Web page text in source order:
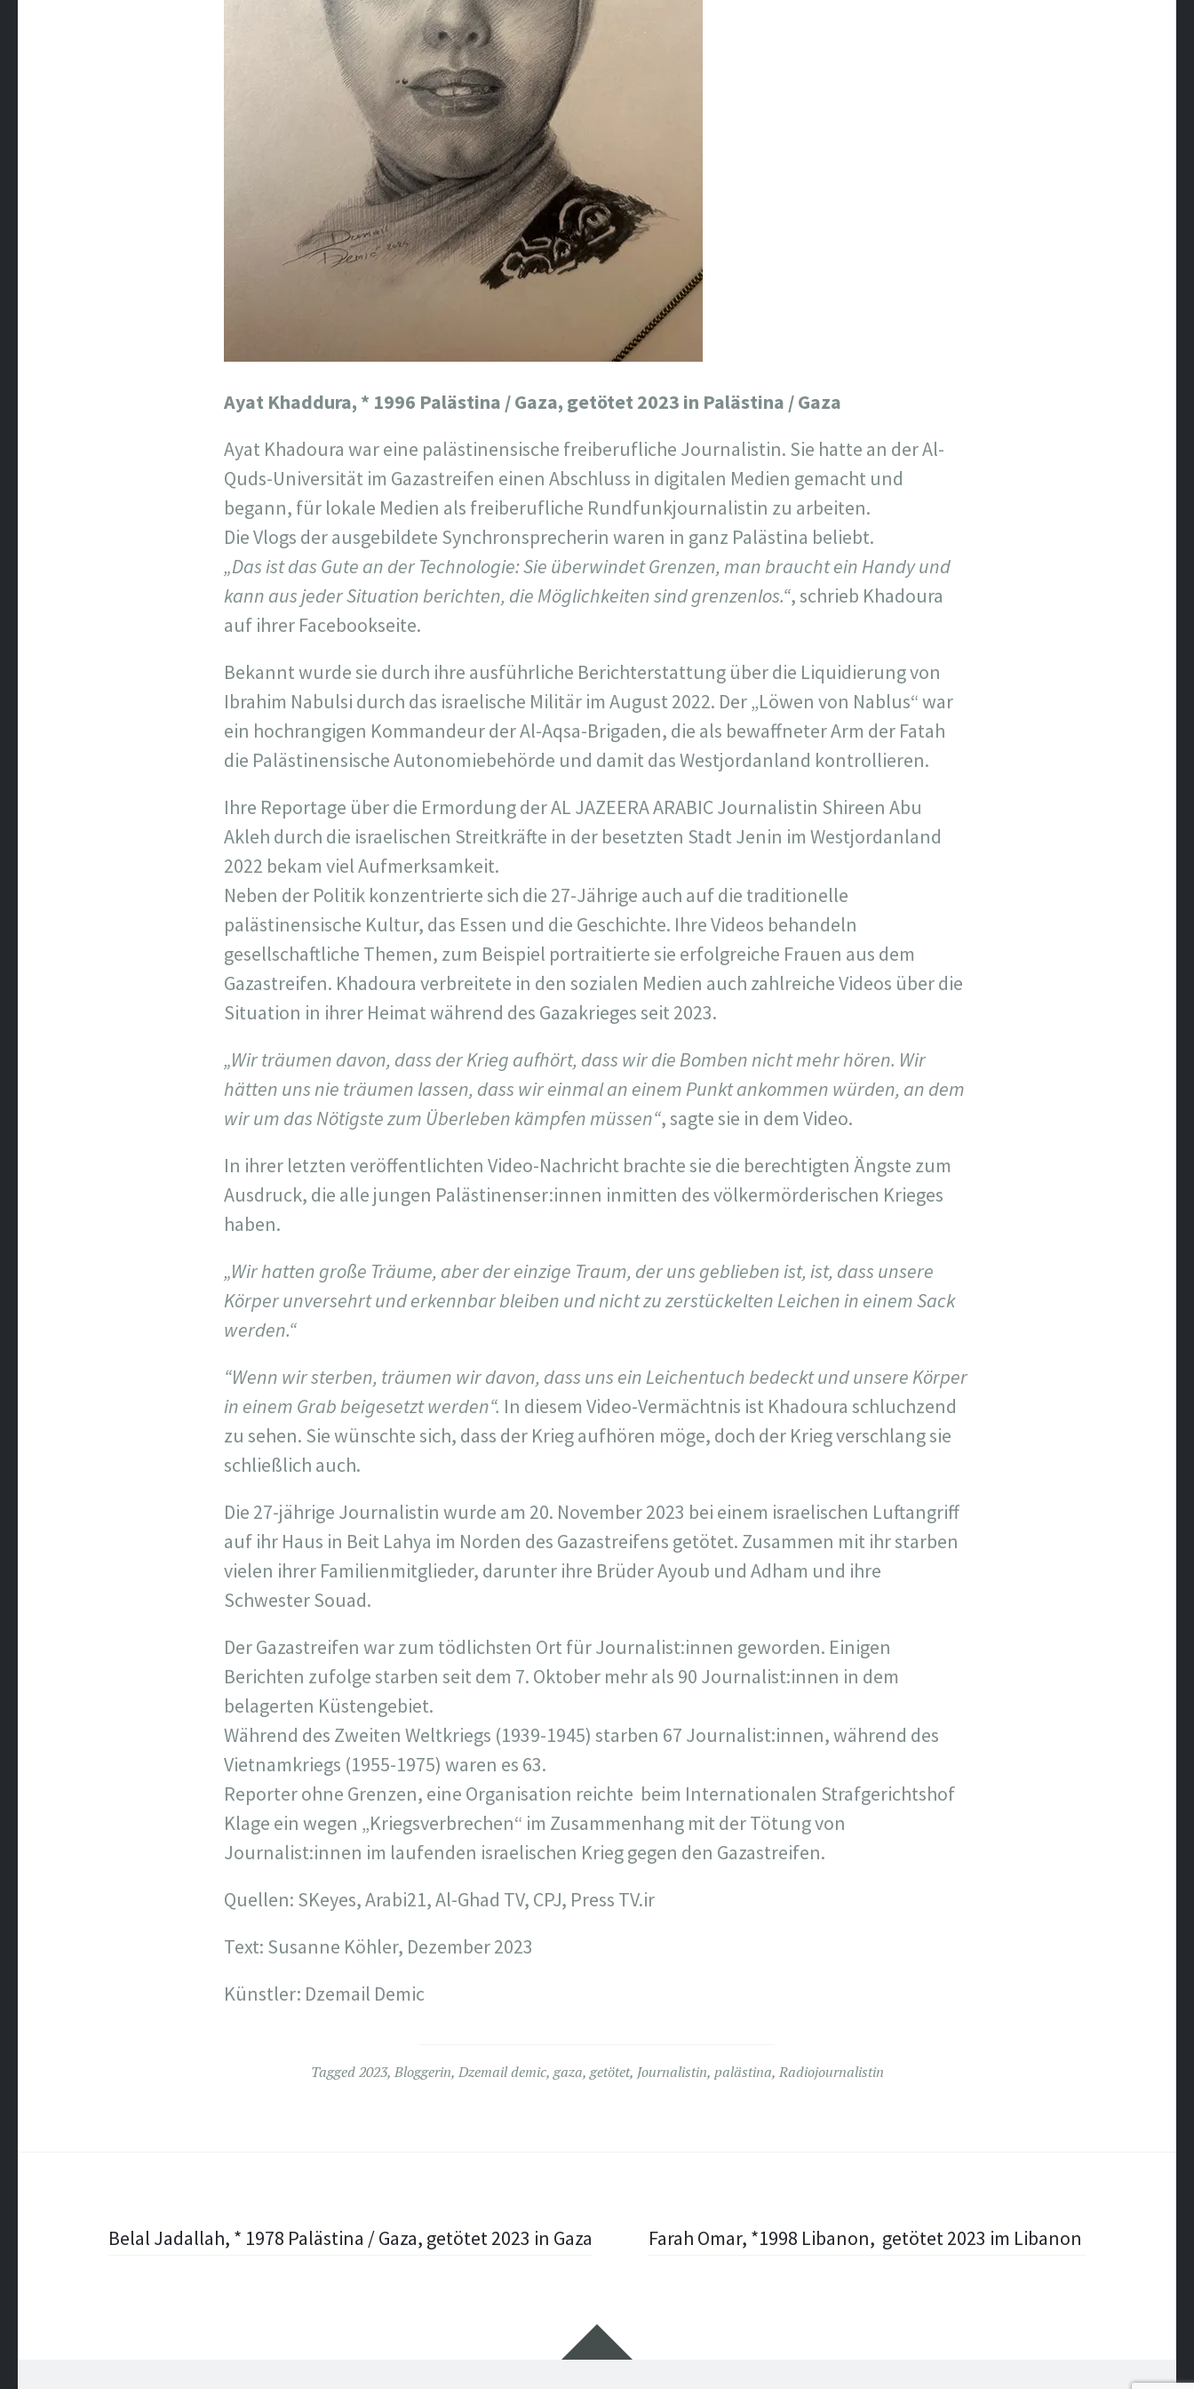
Ayat Khaddura, * 1996 Palästina / Gaza, getötet 2023 in Palästina / Gaza
Ayat Khadoura war eine palästinensische freiberufliche Journalistin. Sie hatte an der Al-
Quds-Universität im Gazastreifen einen Abschluss in digitalen Medien gemacht und
begann, für lokale Medien als freiberufliche Rundfunkjournalistin zu arbeiten.
Die Vlogs der ausgebildete Synchronsprecherin waren in ganz Palästina beliebt.
„Das ist das Gute an der Technologie: Sie überwindet Grenzen, man braucht ein Handy und
kann aus jeder Situation berichten, die Möglichkeiten sind grenzenlos.“, schrieb Khadoura
auf ihrer Facebookseite.
Bekannt wurde sie durch ihre ausführliche Berichterstattung über die Liquidierung von
Ibrahim Nabulsi durch das israelische Militär im August 2022. Der „Löwen von Nablus“ war
ein hochrangigen Kommandeur der Al-Aqsa-Brigaden, die als bewaffneter Arm der Fatah
die Palästinensische Autonomiebehörde und damit das Westjordanland kontrollieren.
Ihre Reportage über die Ermordung der AL JAZEERA ARABIC Journalistin Shireen Abu
Akleh durch die israelischen Streitkräfte in der besetzten Stadt Jenin im Westjordanland
2022 bekam viel Aufmerksamkeit.
Neben der Politik konzentrierte sich die 27-Jährige auch auf die traditionelle
palästinensische Kultur, das Essen und die Geschichte. Ihre Videos behandeln
gesellschaftliche Themen, zum Beispiel portraitierte sie erfolgreiche Frauen aus dem
Gazastreifen. Khadoura verbreitete in den sozialen Medien auch zahlreiche Videos über die
Situation in ihrer Heimat während des Gazakrieges seit 2023.
„Wir träumen davon, dass der Krieg aufhört, dass wir die Bomben nicht mehr hören. Wir
hätten uns nie träumen lassen, dass wir einmal an einem Punkt ankommen würden, an dem
wir um das Nötigste zum Überleben kämpfen müssen“, sagte sie in dem Video.
In ihrer letzten veröffentlichten Video-Nachricht brachte sie die berechtigten Ängste zum
Ausdruck, die alle jungen Palästinenser:innen inmitten des völkermörderischen Krieges
haben.
„Wir hatten große Träume, aber der einzige Traum, der uns geblieben ist, ist, dass unsere
Körper unversehrt und erkennbar bleiben und nicht zu zerstückelten Leichen in einem Sack
werden.“
“Wenn wir sterben, träumen wir davon, dass uns ein Leichentuch bedeckt und unsere Körper
in einem Grab beigesetzt werden“. In diesem Video-Vermächtnis ist Khadoura schluchzend
zu sehen. Sie wünschte sich, dass der Krieg aufhören möge, doch der Krieg verschlang sie
schließlich auch.
Die 27-jährige Journalistin wurde am 20. November 2023 bei einem israelischen Luftangriff
auf ihr Haus in Beit Lahya im Norden des Gazastreifens getötet. Zusammen mit ihr starben
vielen ihrer Familienmitglieder, darunter ihre Brüder Ayoub und Adham und ihre
Schwester Souad.
Der Gazastreifen war zum tödlichsten Ort für Journalist:innen geworden. Einigen
Berichten zufolge starben seit dem 7. Oktober mehr als 90 Journalist:innen in dem
belagerten Küstengebiet.
Während des Zweiten Weltkriegs (1939-1945) starben 67 Journalist:innen, während des
Vietnamkriegs (1955-1975) waren es 63.
Reporter ohne Grenzen, eine Organisation reichte beim Internationalen Strafgerichtshof
Klage ein wegen „Kriegsverbrechen“ im Zusammenhang mit der Tötung von
Journalist:innen im laufenden israelischen Krieg gegen den Gazastreifen.
Quellen: SKeyes, Arabi21, Al-Ghad TV, CPJ, Press TV.ir
Text: Susanne Köhler, Dezember 2023
Künstler: Dzemail Demic
Tagged2023, Bloggerin, Dzemail demic,gaza,getötet, Journalistin, palästina, Radiojournalistin
PostBelal Jadallah, * 1978 Palästina / Gaza, getötet 2023 in Gaza Farah Omar, *1998 Libanon, getötet 2023 im Libanon
Widgets